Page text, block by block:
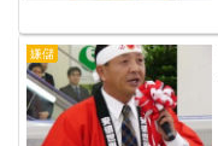
嫌儲